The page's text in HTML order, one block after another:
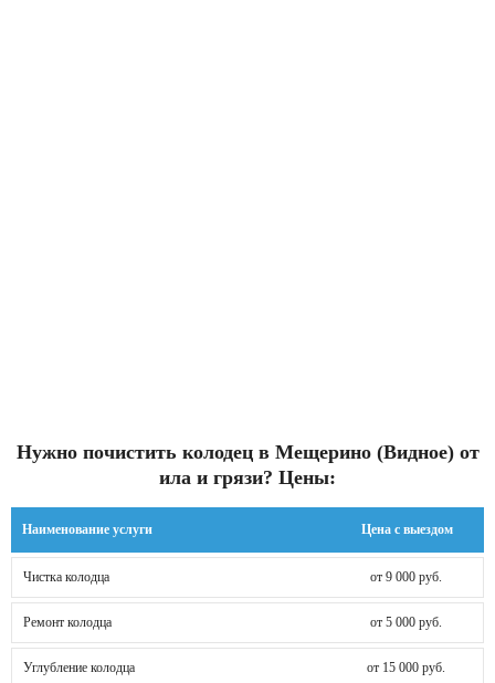
Нужно почистить колодец в Мещерино (Видное) от
ила и грязи? Цены:
Наименование услуги Цена с выездом
Чистка колодца от 9 000 руб.
Ремонт колодца от 5 000 руб.
Углубление колодца от 15 000 руб.